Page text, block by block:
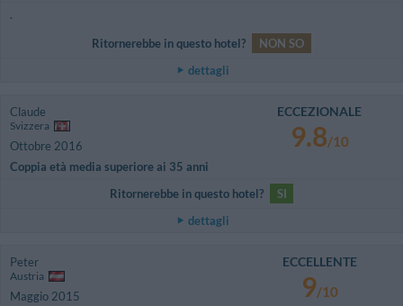
.
Ritornerebbe in questo hotel?
NON SO
dettagli
Claude
Svizzera
Ottobre 2016
Coppia età media superiore ai 35 anni
ECCEZIONALE
9.8/10
Ritornerebbe in questo hotel?
SI
dettagli
Peter
Austria
Maggio 2015
ECCELLENTE
9/10